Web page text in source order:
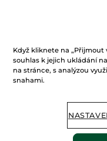
Když kliknete na
souhlas k jejich ukládání
na stránce, s analýzou
snahami.